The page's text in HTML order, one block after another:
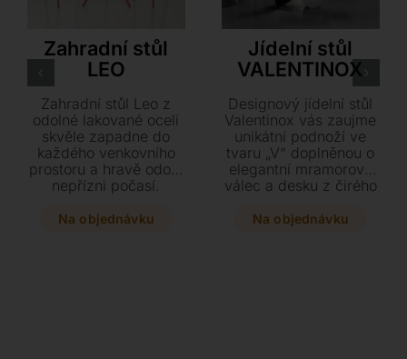
Zahradní stůl
LEO
Zahradní stůl Leo z
odolné lakované oceli
skvěle zapadne do
každého venkovního
prostoru a hravě odolá
nepřízni počasí.
stylových letních
Na objednávku
Jídelní stůl
VALENTINOX
Designový jídelní stůl
Valentinox vás zaujme
unikátní podnoží ve
tvaru „V“ doplněnou o
elegantní mramorový
válec a desku z čirého
několika tvarů a
Na objednávku